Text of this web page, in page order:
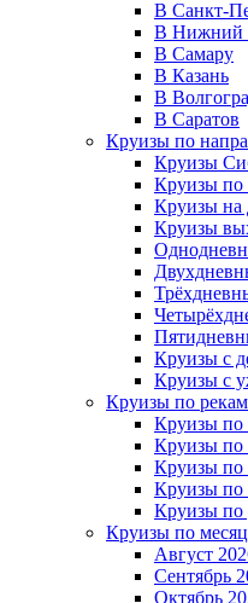
В Санкт-
В Нижний
В Самару
В Казань
В
В Саратов
Круизы по
Круизы
Круизы по
Круизы на
Круизы
Круизы с
Круизы с
Круизы по рекам
Круизы по
Круизы по
Круизы
Круизы по
Круизы по
Круизы по
Август
Сентябрь
Октябрь